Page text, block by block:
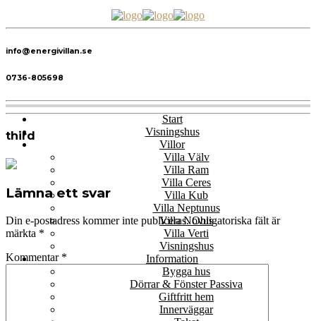
info@energivillan.se
0736-805698
Start
Visningshus
Villor
Villa Välv
Villa Ram
Villa Ceres
Villa Kub
Villa Neptunus
Villa Novus
Villa Verti
Visningshus
Information
Bygga hus
Dörrar & Fönster Passiva
Giftfritt hem
Innerväggar
third
Lämna ett svar
Din e-postadress kommer inte publiceras. Obligatoriska fält är
märkta *
Kommentar *